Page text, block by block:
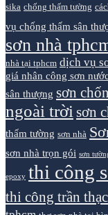
sika chống thấm tường
vụ chống thấm sân
sơn nhà
nhà tại tphcm dịch vụ
giá nhân công sơn nước
sân thượng sơn
ngoài trời sơn
thấm tường sơn nhà
sơn nhà trọn gói sơn
epoxy thi công
thi công trần